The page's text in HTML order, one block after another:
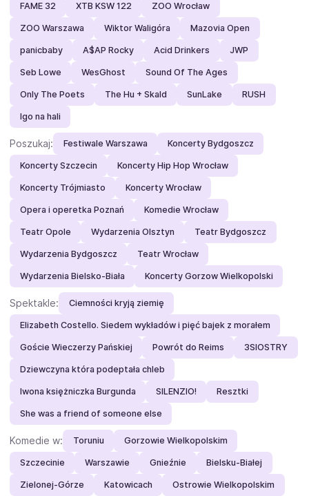
FAME 32 XTB KSW 122 ZOO Wrocław
ZOO Warszawa Wiktor Waligóra Mazovia Open
panicbaby A$AP Rocky Acid Drinkers JWP
Seb Lowe WesGhost Sound Of The Ages
Only The Poets The Hu + Skald SunLake RUSH
Igo na hali
Poszukaj: Festiwale Warszawa Koncerty Bydgoszcz
Koncerty Szczecin Koncerty Hip Hop Wrocław
Koncerty Trójmiasto Koncerty Wrocław
Opera i operetka Poznań Komedie Wrocław
Teatr Opole Wydarzenia Olsztyn Teatr Bydgoszcz
Wydarzenia Bydgoszcz Teatr Wrocław
Wydarzenia Bielsko-Biała Koncerty Gorzow Wielkopolski
Spektakle: Ciemności kryją ziemię
Elizabeth Costello. Siedem wykładów i pięć bajek z morałem
Goście Wieczerzy Pańskiej Powrót do Reims 3SIOSTRY
Dziewczyna która podeptała chleb
Iwona księżniczka Burgunda SILENZIO! Resztki
She was a friend of someone else
Komedie w: Toruniu Gorzowie Wielkopolskim
Szczecinie Warszawie Gnieźnie Bielsku-Białej
Zielonej-Górze Katowicach Ostrowie Wielkopolskim